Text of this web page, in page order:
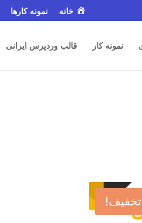
خانه نمونه کارها
نمونه کار قالب وردپرس ایرانی
تخفیف!